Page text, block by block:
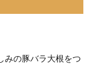
みの豚バラ大根をつ